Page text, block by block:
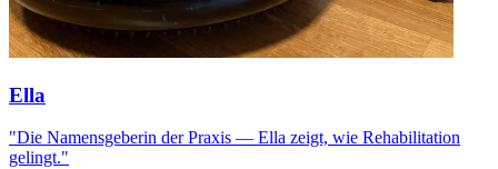
Ella
"Die Namensgeberin der Praxis — Ella zeigt, wie Rehabilitation
gelingt."